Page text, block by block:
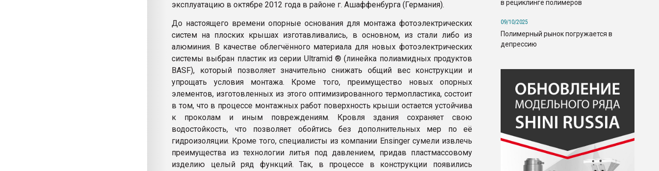
эксплуатацию в октябре 2012 года в районе г. Ашаффенбурга (Германия).
До настоящего времени опорные основания для монтажа фотоэлектрических
систем на плоских крышах изготавливались, в основном, из стали либо из
алюминия. В качестве облегчённого материала для новых фотоэлектрических
системы выбран пластик из серии Ultramid ® (линейка полиамидных продуктов
BASF), который позволяет значительно снижать общий вес конструкции и
упрощать условия монтажа. Кроме того, преимущество новых опорных
элементов, изготовленных из этого оптимизированного термопластика, состоит
в том, что в процессе монтажных работ поверхность крыши остается устойчива
к проколам и иным повреждениям. Кровля здания сохраняет свою
водостойкость, что позволяет обойтись без дополнительных мер по её
гидроизоляции. Кроме того, специалисты из компании Ensinger сумели извлечь
преимущества из технологии литья под давлением, придав пластмассовому
изделию целый ряд функций. Так, в процессе в конструкции появились
в рециклинге полимеров
09/10/2025
Полимерный рынок погружается в
депрессию